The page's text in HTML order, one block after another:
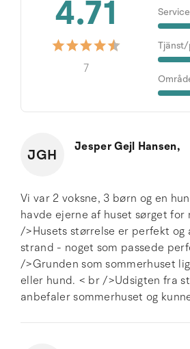
4.71
7
Service
Tjänst/
JGH Jesper Gejl Hansen,
Vi var 2 voksne, 3 børn og en
havde ejerne af huset sørget
/>Husets størrelse er perfekt
strand - noget som passede
/>Grunden som sommerhuset
eller hund. < br />Udsigten fra
anbefaler sommerhuset og